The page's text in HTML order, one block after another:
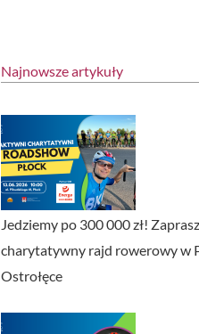
Najnowsze artykuły
Jedziemy po 300 000 zł!
charytatywny rajd rowerowy w
Ostrołęce